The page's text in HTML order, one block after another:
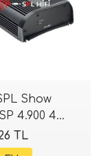
Show
4.900 4
| 4x250W
D |
TL